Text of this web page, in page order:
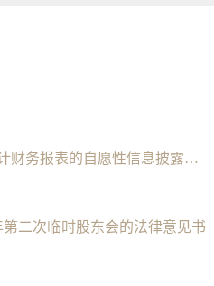
中粮资本控股股份有限公司关于中粮信托披露 2026 年半年度未经审计财务报表的自愿性信息披露公告
二次临时股东会的法律意见书